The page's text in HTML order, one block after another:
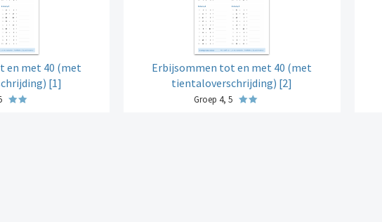
en met 40 (met
[1]
Erbijsommen tot en met 40 (met
tientaloverschrijding) [2]
Groep 4, 5